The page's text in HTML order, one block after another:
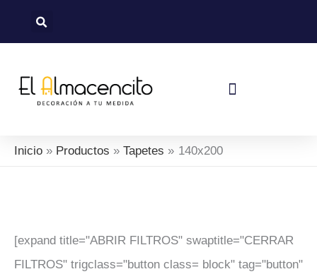
Inicio Productos Tapetes 140x200
[expand title="ABRIR FILTROS" swaptitle="CERRAR
FILTROS" trigclass="button class= block" tag="button"